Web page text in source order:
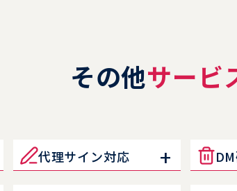
その他サービ
代理サイン対応